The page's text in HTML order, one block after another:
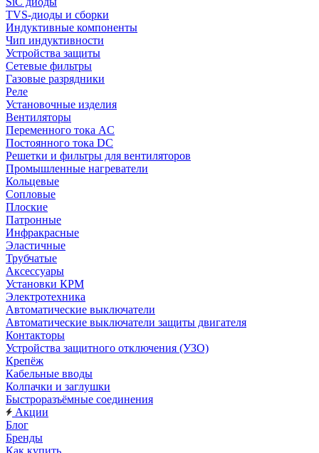
TVS-диоды и сборки
Индуктивные компоненты
Чип индуктивности
Устройства защиты
Сетевые фильтры
Газовые разрядники
Реле
Установочные изделия
Вентиляторы
Переменного тока AC
Постоянного тока DC
Решетки и фильтры для вентиляторов
Промышленные нагреватели
Кольцевые
Сопловые
Плоские
Патронные
Инфракрасные
Эластичные
Трубчатые
Аксессуары
Установки КРМ
Электротехника
Автоматические выключатели
Автоматические выключатели защиты двигателя
Контакторы
Устройства защитного отключения (УЗО)
Крепёж
Кабельные вводы
Колпачки и заглушки
Быстроразъёмные соединения
Акции
Блог
Бренды
Как купить